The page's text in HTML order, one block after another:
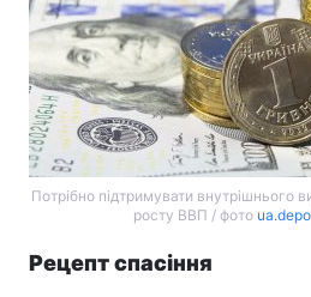
Потрібно підтримувати внутрішнього
росту ВВП / фото
Рецепт спасіння